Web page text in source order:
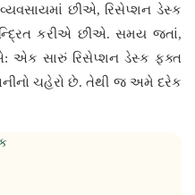
વ્યવસાયમાં છીએ, રિસેપ્શન ડેસ્ક
કરીએ છીએ. સમય જતાં,
સારું રિસેપ્શન ડેસ્ક ફક્ત
ચહેરો છે. તેથી જ અમે દરેક